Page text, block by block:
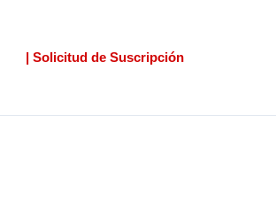
| Solicitud de Suscripción